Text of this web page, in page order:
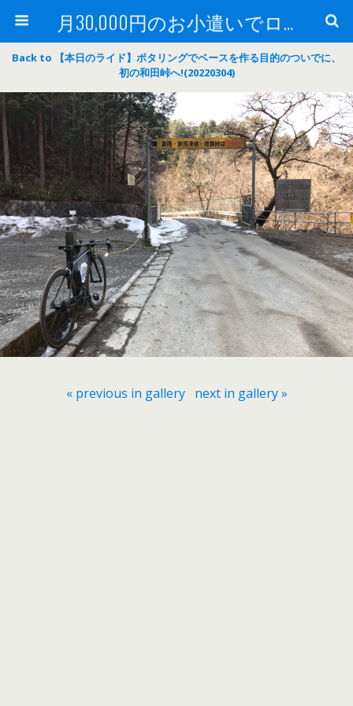
月30,000円のお小遣いでロードバイク
Back to 【本日のライド】ポタリングでベースを作る目的のついでに、
初の和田峠へ!(20220304)
« previous in gallery next in gallery »